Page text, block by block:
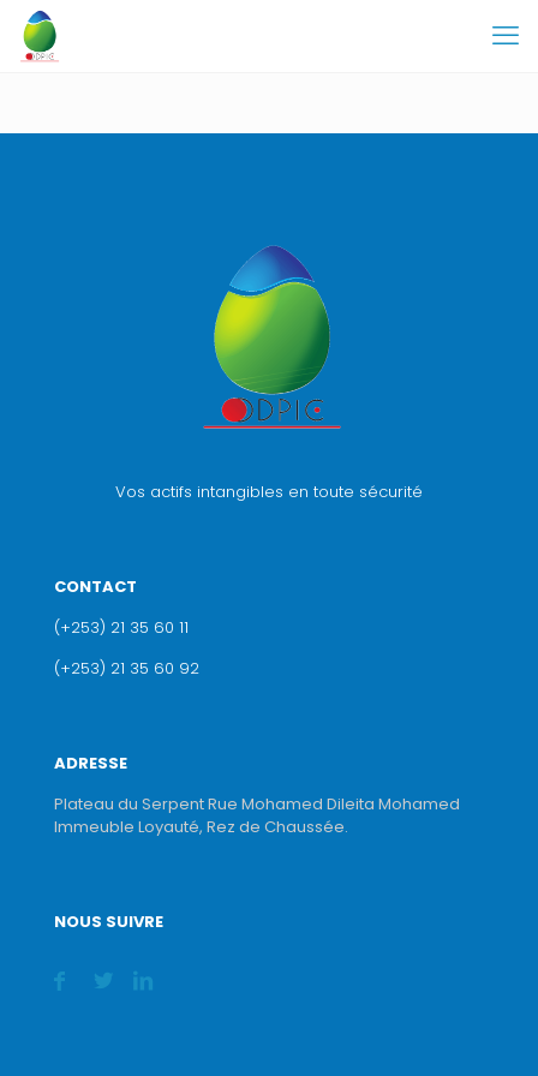
Vos actifs intangibles en toute sécurité
CONTACT
(+253) 21 35 60 11
(+253) 21 35 60 92
ADRESSE
Plateau du Serpent Rue Mohamed Dileita Mohamed
Immeuble Loyauté, Rez de Chaussée.
NOUS SUIVRE